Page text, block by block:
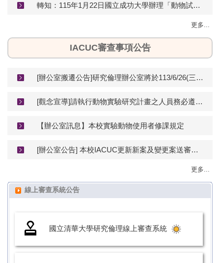
轉知：115年1月22日國立成功大學辦理「動物試驗到學術誠信與責任: 從農場動物、伴侶動物、與實驗動物說起」講座
更多...
IACUC審查事項公告
[辦公室搬遷公告]研究倫理辦公室將於113/6/26(三)起於舊育成中心1樓-R116為您服務
[觀念宣導]請執行動物實驗研究計畫之人員務必遵守實驗動物科學應用規範。
【辦公室訊息】本校實驗動物使用者修課規定
[辦公室公告] 本校IACUC更新新案及變更案送審表單，113年11月8日起請計畫主持人下載使用新版表單送審
更多...
線上審查系統公告
國立清華大學研究倫理線上審查系統